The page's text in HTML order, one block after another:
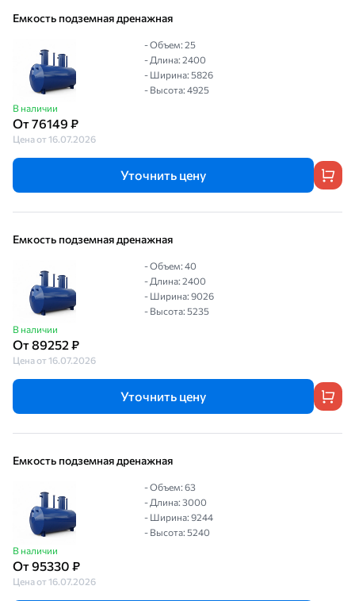
Емкость подземная дренажная
В наличии
От 76149 ₽
Цена от 16.07.2026
- Объем: 25
- Длина: 2400
- Ширина: 5826
- Высота: 4925
Уточнить цену
Емкость подземная дренажная
В наличии
От 89252 ₽
Цена от 16.07.2026
- Объем: 40
- Длина: 2400
- Ширина: 9026
- Высота: 5235
Уточнить цену
Емкость подземная дренажная
В наличии
От 95330 ₽
Цена от 16.07.2026
- Объем: 63
- Длина: 3000
- Ширина: 9244
- Высота: 5240